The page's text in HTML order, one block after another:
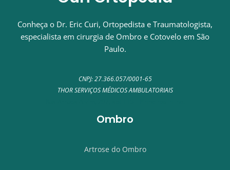
Conheça o Dr. Eric Curi, Ortopedista e Traumatologista,
especialista em cirurgia de Ombro e Cotovelo em São
Paulo.
CNPJ: 27.366.057/0001-65
THOR SERVIÇOS MÉDICOS AMBULATORIAIS
Ombro
Artrose do Ombro